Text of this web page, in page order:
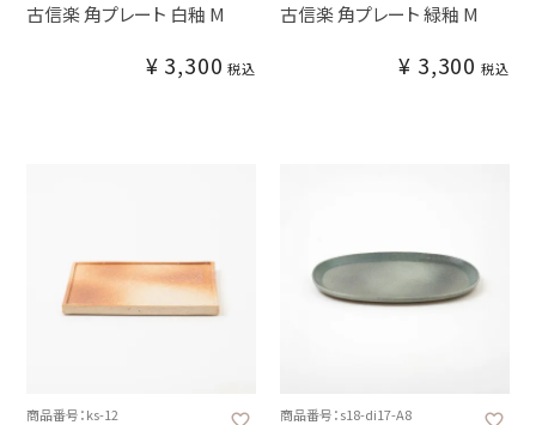
古信楽 角プレート 白釉 M
¥ 3,300 税込
古信楽 角プレート 緑釉 M
¥ 3,300 税込
商品番号：ks-12
商品番号：s18-di17-A8